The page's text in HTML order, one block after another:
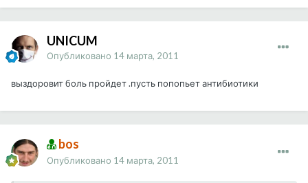
UNICUM
Опубликовано 14 марта, 2011
выздоровит боль пройдет .пусть попопьет антибиотики
bos
Опубликовано 14 марта, 2011